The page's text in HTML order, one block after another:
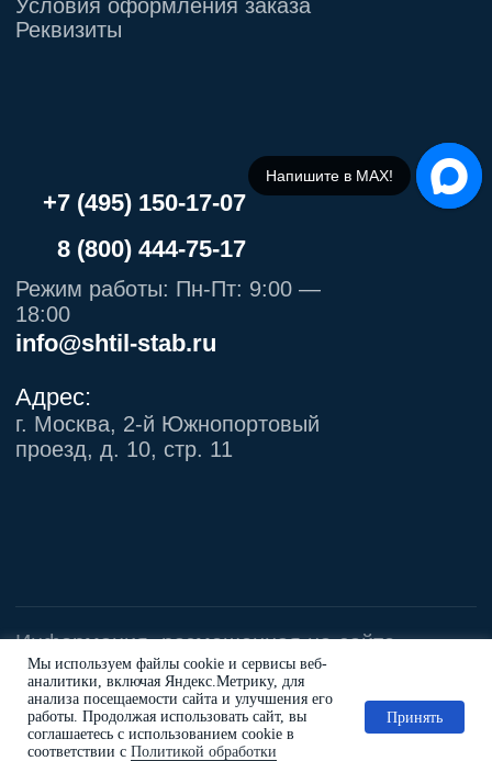
Мы используем файлы cookie и сервисы веб-
аналитики, включая Яндекс.Метрику, для
анализа посещаемости сайта и улучшения его
работы. Продолжая использовать сайт, вы
соглашаетесь с использованием cookie в
соответствии с Политикой обработки
Принять
Напишите в МАХ!